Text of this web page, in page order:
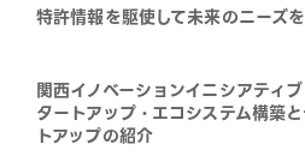
特許情報を駆使して未来のニーズ
関西イノベーションイニシアティ
タートアップ・エコシステム構築
トアップの紹介